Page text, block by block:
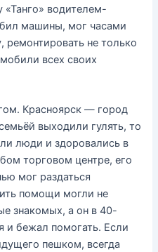
водителем-
машины, мог часами
ремонтировать не только
всех своих
Красноярск — город
выходили гулять, то
люди и здоровались в
торговом центре, его
мог раздаться
помощи могли не
знакомых, а он в 40-
и бежал помогать. Если
пешком, всегда